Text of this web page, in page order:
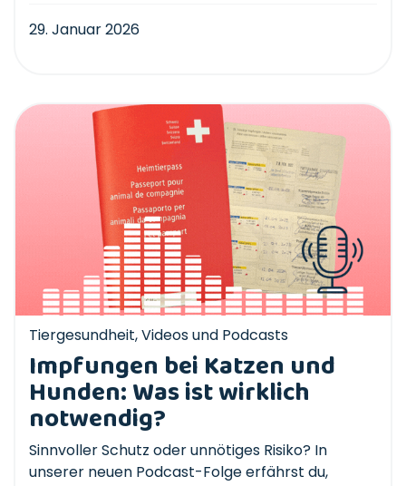
29. Januar 2026
Tiergesundheit,Videos und Podcasts
Impfungen bei Katzen und
Hunden: Was ist wirklich
notwendig?
Sinnvoller Schutz oder unnötiges Risiko? In
unserer neuen Podcast-Folge erfährst du,